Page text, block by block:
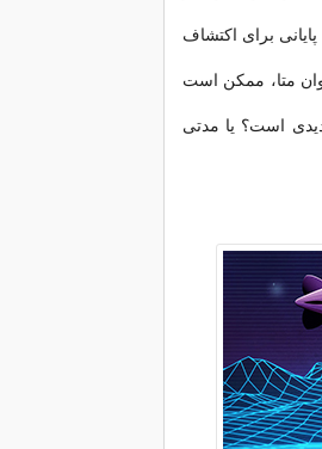
برای اکتشاف
متا، ممکن است
است؟ یا مدتی